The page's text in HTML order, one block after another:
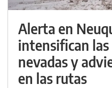
Alerta en
intensifican
nevadas y
en las rutas